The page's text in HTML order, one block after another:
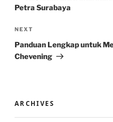
Petra Surabaya
Next
Post
NEXT
Panduan Lengkap untuk
Chevening
ARCHIVES